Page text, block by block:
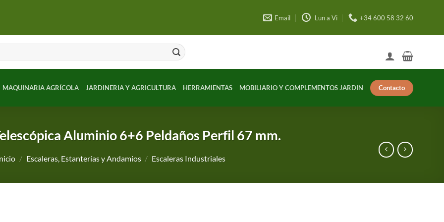
Email Lun a Vi +34 600 58 32 60
MAQUINARIA AGRÍCOLA JARDINERIA Y AGRICULTURA HERRAMIENTAS MOBILIARIO Y COMPLEMENTOS JARDIN Contacto
Aluminio 6+6 Peldaños Perfil 67 mm.
/ Escaleras, Estanterías y Andamios / Escaleras Industriales